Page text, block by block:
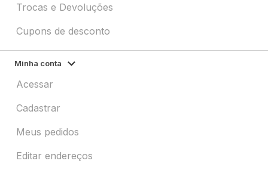
Trocas e Devoluções
Cupons de desconto
Minha conta
Acessar
Cadastrar
Meus pedidos
Editar endereços